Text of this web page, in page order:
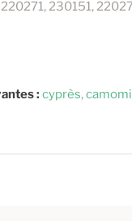
230151,
:cyprès,